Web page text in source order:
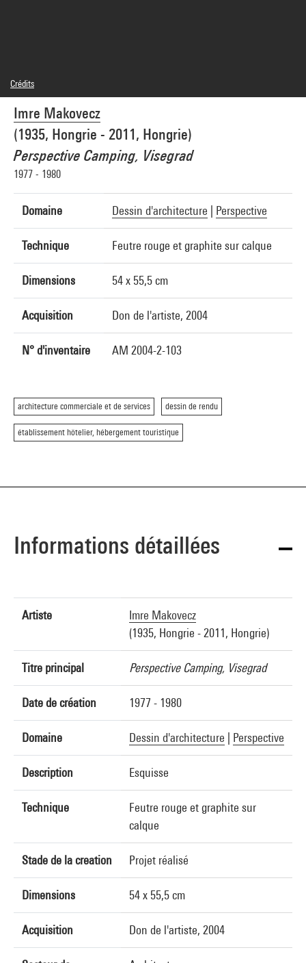
Imre Makovecz
(1935, Hongrie - 2011, Hongrie)
Perspective Camping, Visegrad
1977 - 1980
Domaine Dessin d'architecture Perspective
Technique Feutre rouge et graphite sur calque
Dimensions 54 x 55,5 cm
Acquisition Don de l'artiste, 2004
N° d'inventaire AM 2004-2-103
architecture commerciale et de services dessin de rendu
établissement hôtelier, hébergement touristique
Crédits
© droits réservés
Crédit photographique : Centre Pompidou, MNAM-CCI/Philippe Migeat/Dist.
GrandPalaisRmn
Réf. image : 4F31052 [2002 CX 3230]
Diffusion image :GrandPalaisRmnPhoto
Informations détaillées
Artiste
Imre Makovecz
(1935, Hongrie - 2011, Hongrie)
Titre principal Perspective Camping, Visegrad
Date de création 1977 - 1980
Domaine Dessin d'architecture Perspective
Description Esquisse
Technique
Feutre rouge et graphite sur
calque
Stade de la creation Projet réalisé
Dimensions 54 x 55,5 cm
Acquisition Don de l'artiste, 2004